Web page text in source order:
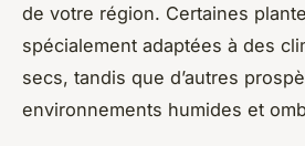
de votre région. Certaines
spécialement adaptées à des
secs, tandis que d’autres
environnements humides et